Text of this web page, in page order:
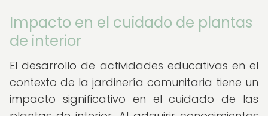
Impacto en el cuidado de plantas
de interior
El desarrollo de actividades educativas en el
contexto de la jardinería comunitaria tiene un
impacto significativo en el cuidado de las